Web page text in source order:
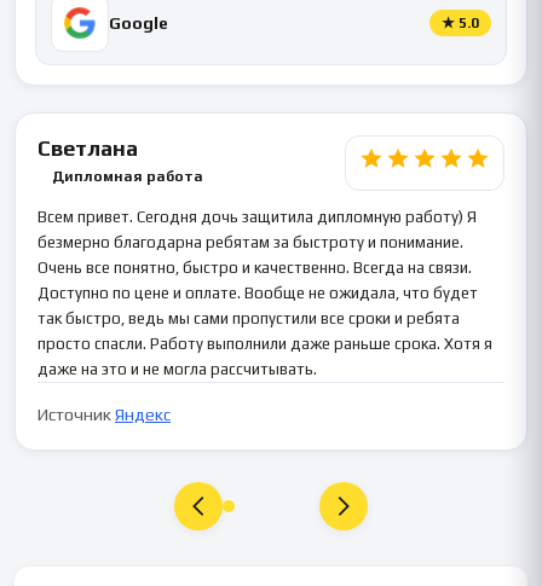
Google ★ 5.0
Светлана
Дипломная работа
Всем привет. Сегодня дочь защитила дипломную работу) Я
безмерно благодарна ребятам за быстроту и понимание.
Очень все понятно, быстро и качественно. Всегда на связи.
Доступно по цене и оплате. Вообще не ожидала, что будет
так быстро, ведь мы сами пропустили все сроки и ребята
просто спасли. Работу выполнили даже раньше срока. Хотя я
даже на это и не могла рассчитывать.
ИсточникЯндекс